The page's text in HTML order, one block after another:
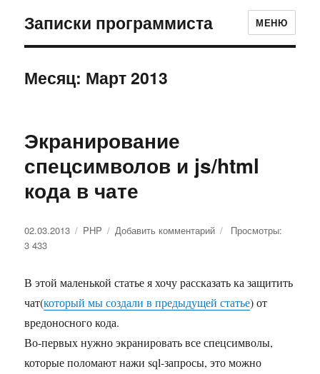
Записки программиста МЕНЮ
Месяц: Март 2013
Экранирование
спецсимволов и js/html
кода в чате
Опубликовано
02.03.2013 Рубрики
PHP Добавить комментарий
и
js/html
чате
Просмотры:
3 433
В этой маленькой статье я хочу рассказать ка защитить
чат(который мы создали в предыдущей статье) от
вредоносного кода.
Во-первых нужно экранировать все спецсимволы,
которые поломают нажи sql-запросы, это можно